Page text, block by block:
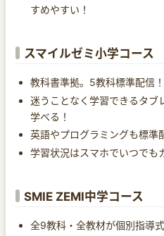
すめやすい！
スマイルゼミ小学コース
教科書準拠。5教科標準配信！
迷うことなく学習できるタブ
学べる！
英語やプログラミングも標準
学習状況はスマホでいつでも
SMIE ZEMI中学コース
全9教科・全教材が個別指導